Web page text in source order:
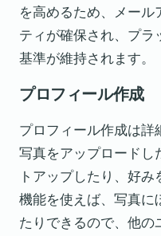
を高めるため、メール
ティが確保され、プラ
基準が維持されます。
プロフィール作成
プロフィール作成は詳
写真をアップロードし
トアップしたり、好
機能を使えば、写真に
たりできるので、他